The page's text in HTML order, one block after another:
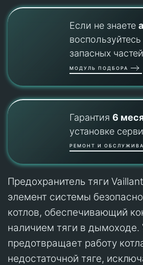
Если не знаете
запасных частей
МОДУЛЬ ПОДБОРА
Гарантия 6
установке
РЕМОНТ И
Предохранитель тяги
элемент системы
котлов, обеспечивающий
наличием тяги в дымоходе.
предотвращает работу
недостаточной тяге,